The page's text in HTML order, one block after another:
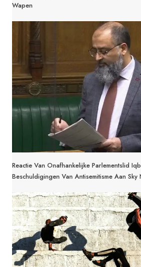
Wapen
Reactie Van Onafhankelijke Parlementslid
Beschuldigingen Van Antisemitisme Aan Sky